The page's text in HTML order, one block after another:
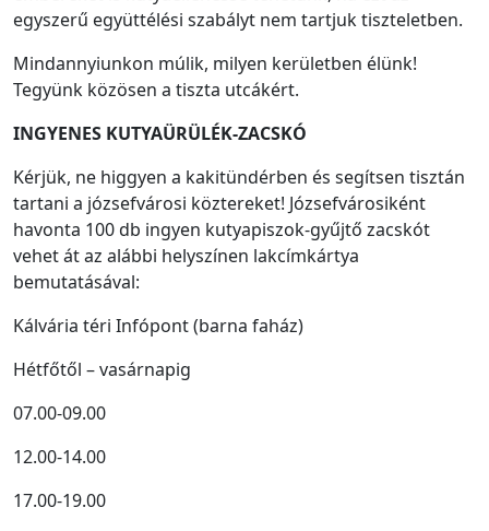
egyszerű együttélési szabályt nem tartjuk tiszteletben.
Mindannyiunkon múlik, milyen kerületben élünk!
Tegyünk közösen a tiszta utcákért.
INGYENES KUTYAÜRÜLÉK-ZACSKÓ
Kérjük, ne higgyen a kakitündérben és segítsen tisztán
tartani a józsefvárosi köztereket! Józsefvárosiként
havonta 100 db ingyen kutyapiszok-gyűjtő zacskót
vehet át az alábbi helyszínen lakcímkártya
bemutatásával:
Kálvária téri Infópont (barna faház)
Hétfőtől – vasárnapig
07.00-09.00
12.00-14.00
17.00-19.00